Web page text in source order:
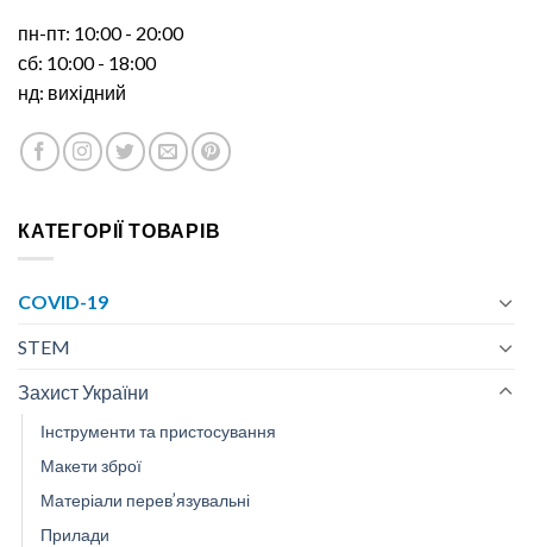
пн-пт: 10:00 - 20:00
сб: 10:00 - 18:00
нд: вихідний
КАТЕГОРІЇ ТОВАРІВ
COVID-19
STEM
Захист України
Інструменти та пристосування
Макети зброї
Матеріали перев’язувальні
Прилади